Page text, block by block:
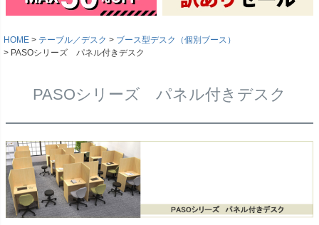
HOME テーブル／デスク
ブース型デスク（個別ブース）
PASOシリーズ パネル付きデスク
PASOシリーズ パネル付きデスク